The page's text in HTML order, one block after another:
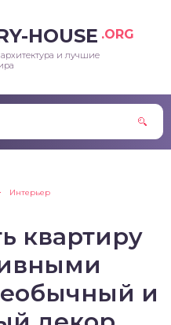
HOUSE .ORG
и лучшие
Интерьер
квартиру
и